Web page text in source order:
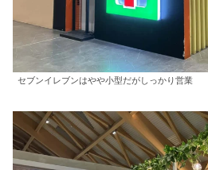
セブンイレブンはやや小型だがしっかり営業